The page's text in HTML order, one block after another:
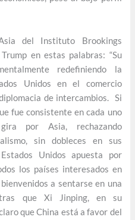
del Instituto Brookings
en estas palabras: “Su
redefiniendo la
Unidos en el comercio
de intercambios. Si
fue consistente en cada uno
por Asia, rechazando
sin dobleces en sus
Unidos apuesta por
los países interesados en
a sentarse en una
que Xi Jinping, en su
que China está a favor del